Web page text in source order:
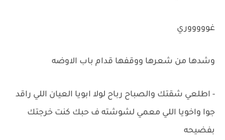
غوووووري
وشدها من شعرها ووقفها قدام باب الاوضه
- اطلعي شقتك والصباح رباح لولا ابويا العيان اللي راقد
جوا واخويا اللي معمي لشوشته ف حبك كنت خرجتك
بفضيحه